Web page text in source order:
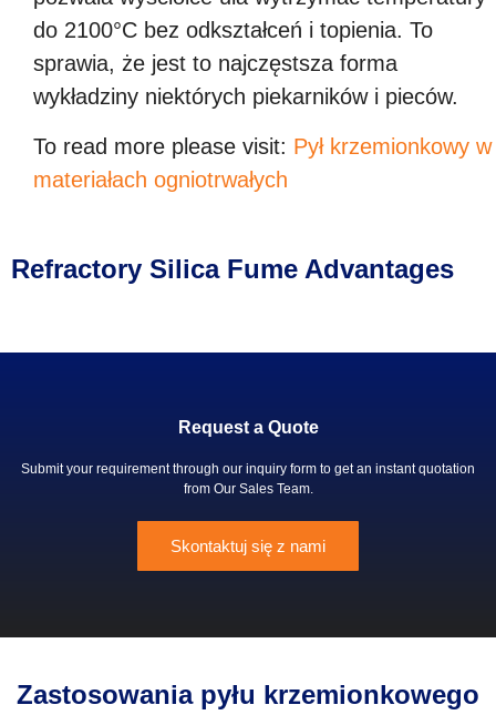
do 2100°C bez odkształceń i topienia. To
sprawia, że ​​​​jest to najczęstsza forma
wykładziny niektórych piekarników i pieców.
To read more please visit: Pył krzemionkowy w
materiałach ogniotrwałych
Refractory Silica Fume Advantages
Request a Quote
Submit your requirement through our inquiry form to get an instant quotation
from Our Sales Team.
Skontaktuj się z nami
Zastosowania pyłu krzemionkowego